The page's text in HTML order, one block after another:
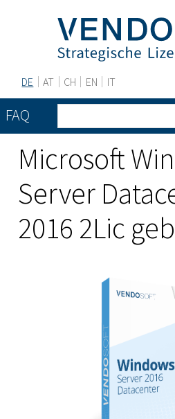
DE AT CH EN IT
FAQ
Microsoft
Server
2016 2Lic